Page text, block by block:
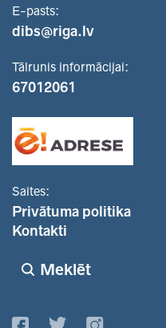
E-pasts:
dibs@riga.lv
Tālrunis informācijai:
67012061
Saites:
Privātuma politika
Kontakti
Meklēt